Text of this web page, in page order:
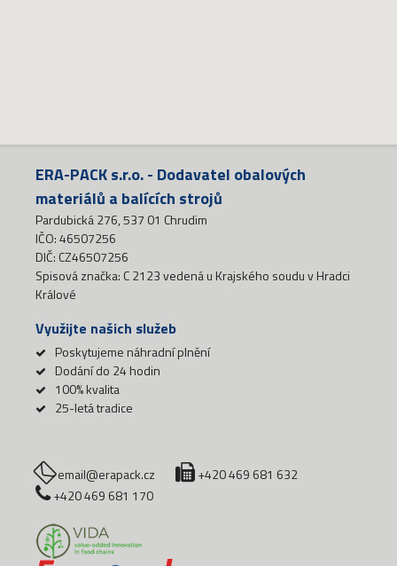
ERA-PACK s.r.o. - Dodavatel obalových
materiálů a balících strojů
Pardubická 276, 537 01 Chrudim
IČO: 46507256
DIČ: CZ46507256
Spisová značka: C 2123 vedená u Krajského soudu v Hradci
Králové
Využijte našich služeb
Poskytujeme náhradní plnění
Dodání do 24 hodin
100% kvalita
25-letá tradice
email@erapack.cz
+420 469 681 632
+420 469 681 170